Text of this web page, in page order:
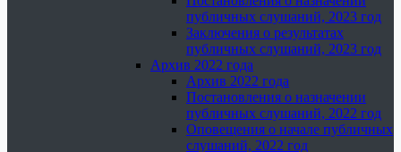
публичных слушаний, 2023 год
Заключения о результатах
публичных слушаний, 2023 год
Архив 2022 года
Архив 2022 года
Постановления о назначении
публичных слушаний, 2022 год
Оповещения о начале публичных
слушаний, 2022 год